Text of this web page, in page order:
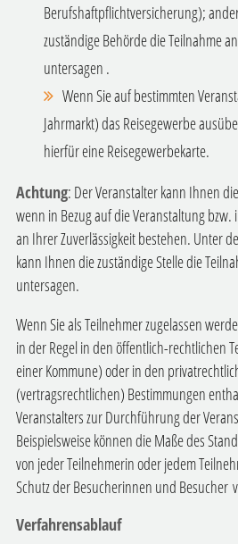
Berufshaftpflichtversicherung);
zuständige Behörde die Teilnahme
untersagen .
Wenn Sie auf bestimmten
Jahrmarkt) das Reisegewerbe
hierfür eine Reisegewerbekarte.
Achtung: Der Veranstalter kann Ihnen
wenn in Bezug auf die Veranstaltung
an Ihrer Zuverlässigkeit bestehen. Unter
kann Ihnen die zuständige Stelle die
untersagen.
Wenn Sie als Teilnehmer zugelassen
in der Regel in den öffentlich-rechtlichen
einer Kommune) oder in den
(vertragsrechtlichen) Bestimmungen
Veranstalters zur Durchführung der
Beispielsweise können die Maße des
von jeder Teilnehmerin oder jedem
Schutz der Besucherinnen und Besucher
Verfahrensablauf